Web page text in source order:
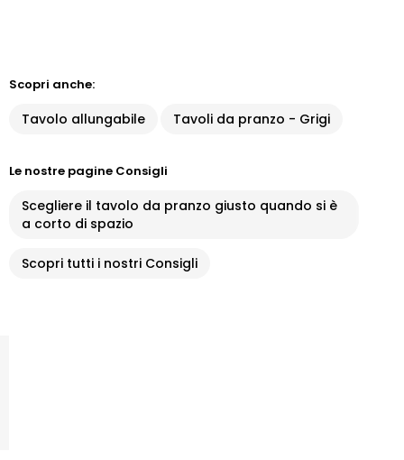
Scopri anche:
Tavolo allungabile Tavoli da pranzo - Grigi
Le nostre pagine Consigli
Scegliere il tavolo da pranzo giusto quando si è
a corto di spazio
Scopri tutti i nostri Consigli